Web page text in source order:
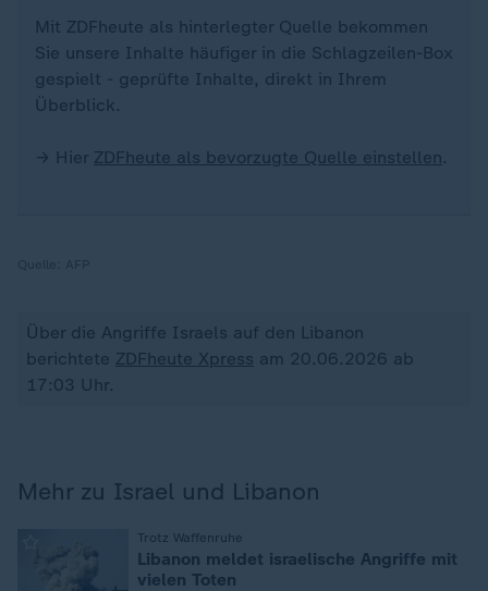
Mit ZDFheute als hinterlegter Quelle bekommen
Sie unsere Inhalte häufiger in die Schlagzeilen-Box
gespielt - geprüfte Inhalte, direkt in Ihrem
Überblick.
→ Hier ZDFheute als bevorzugte Quelle einstellen.
Über die Angriffe Israels auf den Libanon
berichtete ZDFheute Xpress am 20.06.2026 ab
17:03 Uhr.
Mehr zu Israel und Libanon
Trotz Waffenruhe
Libanon meldet israelische Angriffe mit
vielen Toten